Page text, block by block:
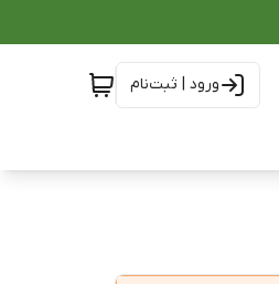
ورود | ثبت‌نام